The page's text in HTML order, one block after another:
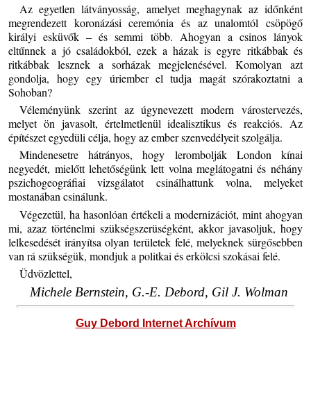
Az egyetlen látványosság, amelyet meghagynak az időnként
megrendezett koronázási ceremónia és az unalomtól csöpögő
királyi esküvők – és semmi több. Ahogyan a csinos lányok
eltűnnek a jó családokból, ezek a házak is egyre ritkábbak és
ritkábbak lesznek a sorházak megjelenésével. Komolyan azt
gondolja, hogy egy úriember el tudja magát szórakoztatni a
Sohoban?
Véleményünk szerint az úgynevezett modern várostervezés,
melyet ön javasolt, értelmetlenül idealisztikus és reakciós. Az
építészet egyedüli célja, hogy az ember szenvedélyeit szolgálja.
Mindenesetre hátrányos, hogy lerombolják London kínai
negyedét, mielőtt lehetőségünk lett volna meglátogatni és néhány
pszichogeográfiai vizsgálatot csinálhattunk volna, melyeket
mostanában csinálunk.
Végezetül, ha hasonlóan értékeli a modernizációt, mint ahogyan
mi, azaz történelmi szükségszerüségként, akkor javasoljuk, hogy
lelkesedését irányítsa olyan területek felé, melyeknek sürgősebben
van rá szükségük, mondjuk a politkai és erkölcsi szokásai felé.
Üdvözlettel,
Michele Bernstein, G.-E. Debord, Gil J. Wolman
Guy Debord Internet Archívum